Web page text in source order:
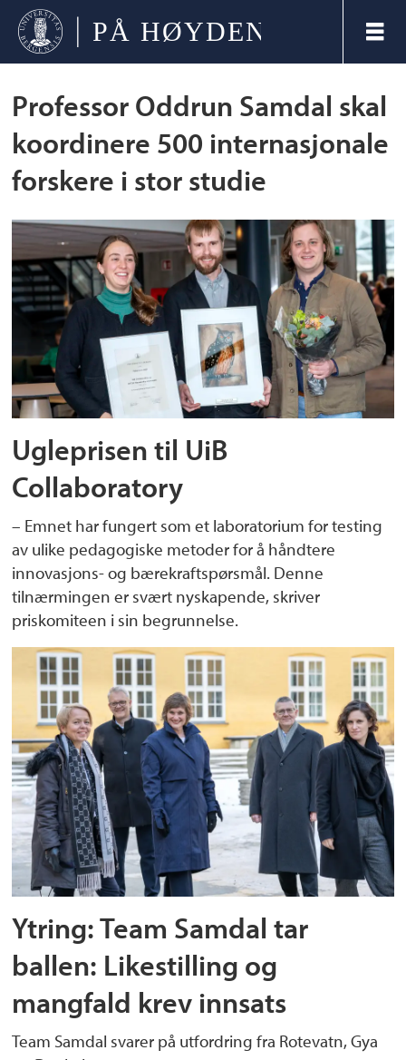
Tag:
oddrun
samdal
Professor Oddrun Samdal skal
koordinere 500 internasjonale
forskere i stor studie
Ugleprisen til UiB
Collaboratory
– Emnet har fungert som et laboratorium for testing
av ulike pedagogiske metoder for å håndtere
innovasjons- og bærekraftspørsmål. Denne
tilnærmingen er svært nyskapende, skriver
priskomiteen i sin begrunnelse.
Ytring: Team Samdal tar
ballen: Likestilling og
mangfald krev innsats
Team Samdal svarer på utfordring fra Rotevatn, Gya